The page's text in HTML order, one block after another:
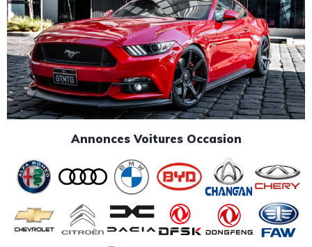
Annonces Voitures Occasion